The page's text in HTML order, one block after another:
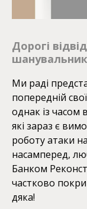
Дорогі
Ми раді
попередній
однак із часом
які зараз є
роботу атаки
насамперед,
Банком
частково
дяка!